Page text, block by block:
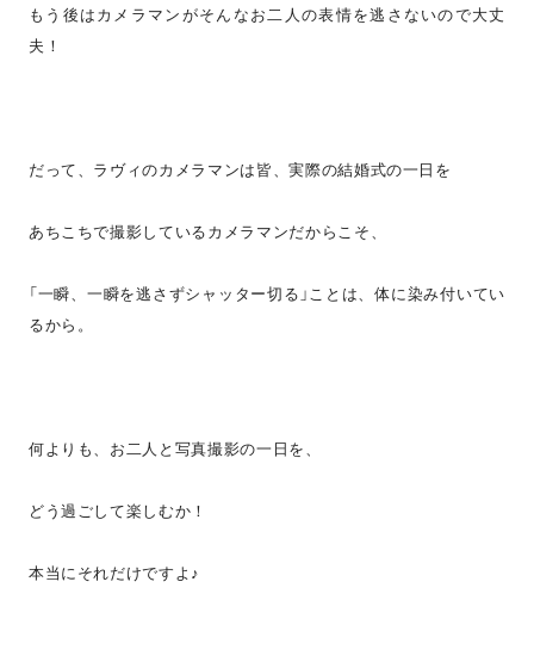
もう後はカメラマンがそんなお二人の表情を逃さないので大丈
夫！
だって、ラヴィのカメラマンは皆、実際の結婚式の一日を
あちこちで撮影しているカメラマンだからこそ、
「一瞬、一瞬を逃さずシャッター切る」ことは、体に染み付いてい
るから。
何よりも、お二人と写真撮影の一日を、
どう過ごして楽しむか！
本当にそれだけですよ♪